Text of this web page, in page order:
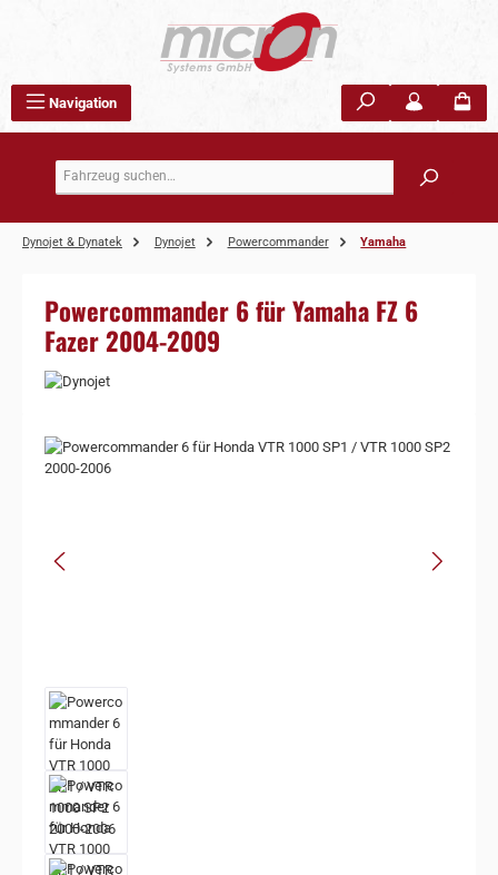
Navigation
Dynojet & Dynatek Dynojet Powercommander Yamaha
Powercommander 6 für Yamaha FZ 6
Fazer 2004-2009
Bildergalerie überspringen